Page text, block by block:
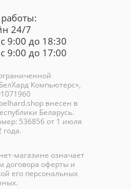
24/7
9:00 до 18:30
9:00 до 17:00
Компьютерс»,
belhard.shopвнесен в
Беларусь.
536856 от 1 июля
года.
магазине означает
договора оферты и
его персональных